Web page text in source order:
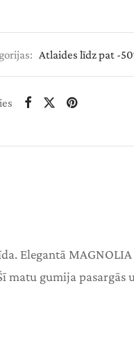
Atlaides līdz pat -
Elegantā MAGNOLIA
matu gumija pasargās